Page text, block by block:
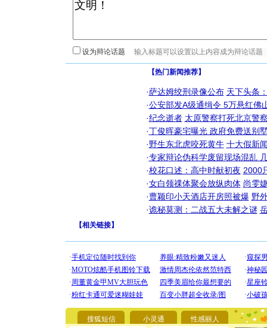
设为辩论话题
【热门新闻推荐】
·萨达姆绞刑录像公布 天下头条
·公安部发A级通缉令 5万悬红佛
·纪念逝者 太原警察打死北京警
·丁俊晖豪宅曝光 政府免费送别
·野生东北虎咬死黄牛 十大假新
·专家辩论伪科学废留现场混乱
·校花口述：高中时献初夜 2000
·女白领祼体聚会放纵肉体 尚雯
·曹颖印小天酒店开房照被爆 野
·诡秘莫测：二战五大未解之谜
【相关链接】
搜狐短信 小灵通 性感丽人
[圣诞节]
你太多，
能正大光
都要快乐
[圣诞节]
如意,快
[元旦]看
断电。
[元旦] 如
起；二是